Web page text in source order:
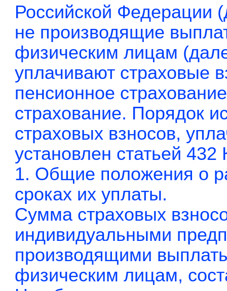
Российской Федерации
не производящие
физическим лицам
уплачивают страховые
пенсионное
страхование. Порядок
страховых взносов,
установлен статьей 432
1. Общие положения о
сроках их уплаты.
Сумма страховых
индивидуальными
производящими
физическим лицам,